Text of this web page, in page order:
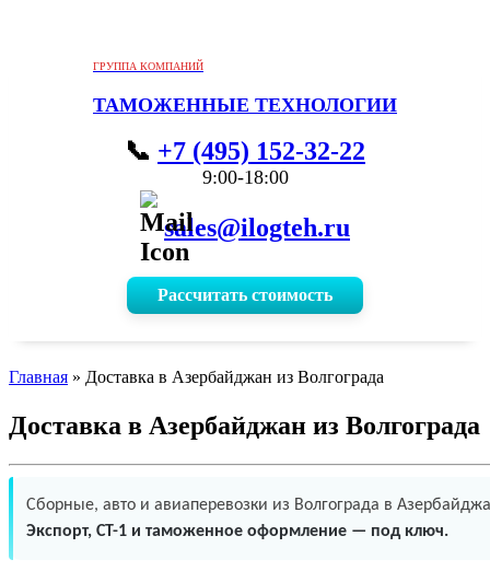
ГРУППА КОМПАНИЙ
ТАМОЖЕННЫЕ ТЕХНОЛОГИИ
+7 (495) 152-32-22
9:00-18:00
sales@ilogteh.ru
Рассчитать стоимость
Главная » Доставка в Азербайджан из Волгограда
Доставка в Азербайджан из Волгограда
Сборные, авто и авиаперевозки из Волгограда в
Экспорт, СТ-1 и таможенное оформление — под ключ.